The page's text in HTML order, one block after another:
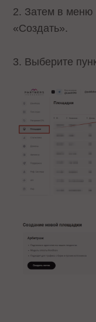
2. Затем в меню
«Создать».
3. Выберите